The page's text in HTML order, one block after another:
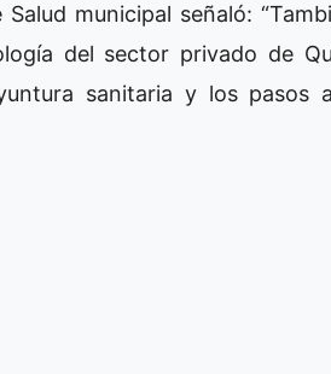
municipal señaló:
del sector privado de
sanitaria y los pasos